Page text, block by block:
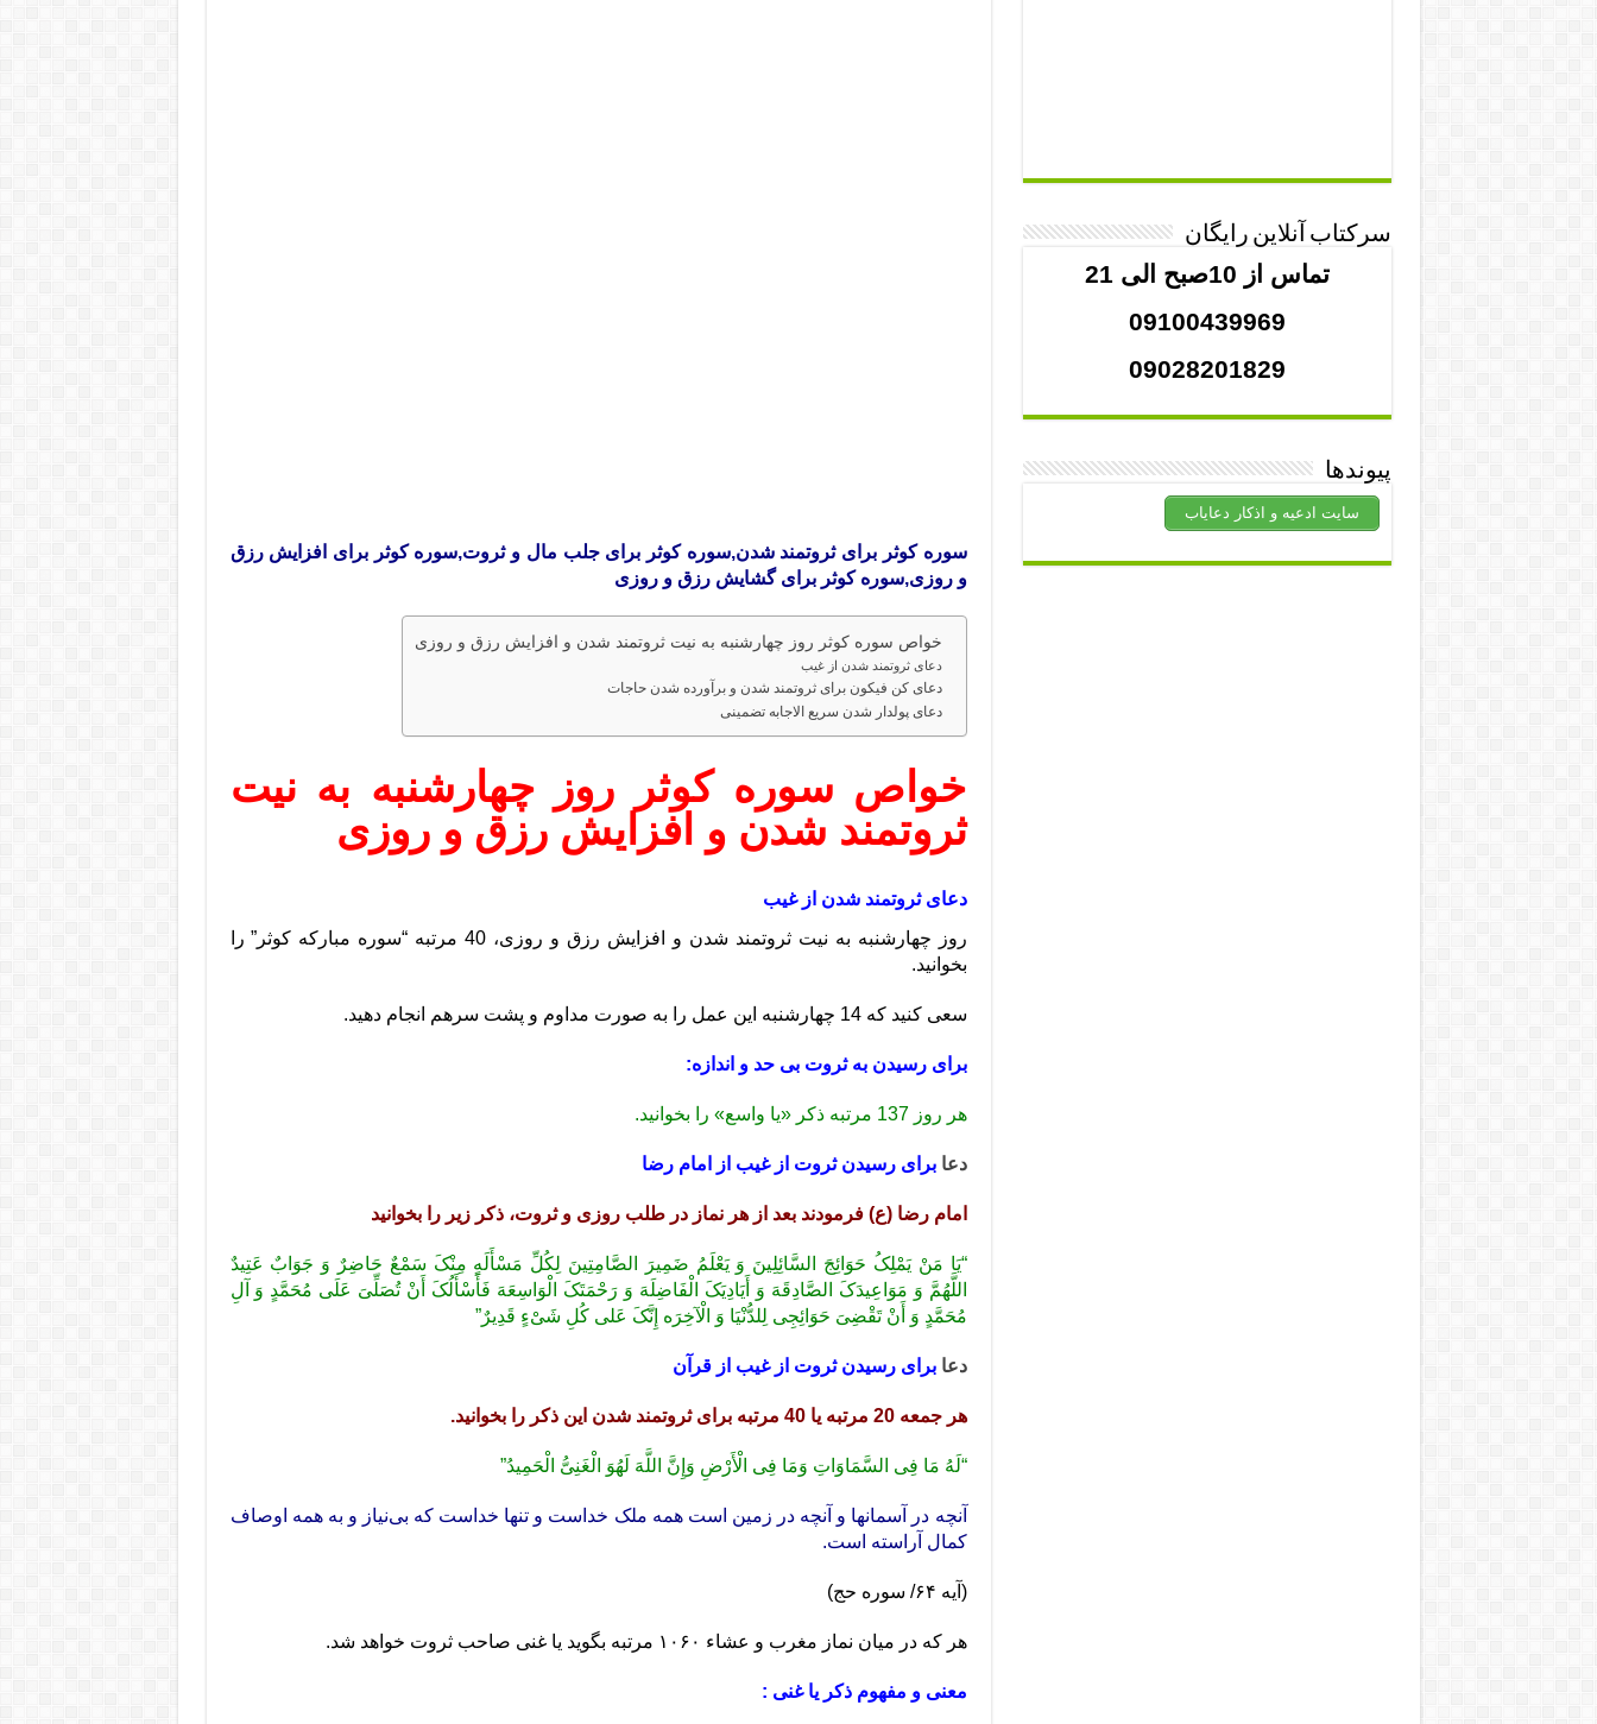
سوره کوثر برای ثروتمند شدن,سوره کوثر برای جلب مال و ثروت,سوره کوثر برای افزایش رزق
و روزی,سوره کوثر برای گشایش رزق و روزی
خواص سوره کوثر روز چهارشنبه به نیت ثروتمند شدن و افزایش رزق و روزی
دعای ثروتمند شدن از غیب
دعای کن فیکون برای ثروتمند شدن و برآورده شدن حاجات
دعای پولدار شدن سریع الاجابه تضمینی
خواص سوره کوثر روز چهارشنبه به نیت
ثروتمند شدن و افزایش رزق و روزی
دعای ثروتمند شدن از غیب
روز چهارشنبه به نیت ثروتمند شدن و افزایش رزق و روزی، 40 مرتبه “سوره مبارکه کوثر” را
بخوانید.
سعی کنید که 14 چهارشنبه این عمل را به صورت مداوم و پشت سرهم انجام دهید.
برای رسیدن به ثروت بی حد و اندازه:
هر روز 137 مرتبه ذکر «یا واسع» را بخوانید.
دعا برای رسیدن ثروت از غیب از امام رضا
امام رضا (ع) فرمودندبعد از هر نماز در طلب روزی و ثروت، ذکر زیر را بخوانید
“یَا مَنْ یَمْلِکُ حَوَائِجَ السَّائِلِینَ وَ یَعْلَمُ ضَمِیرَ الصَّامِتِینَ لِکُلِّ مَسْأَلَهٍ مِنْکَ سَمْعٌ حَاضِرٌ وَ جَوَابٌ عَتِیدٌ
اللَّهُمَّ وَ مَوَاعِیدَکَ الصَّادِقَهَ وَ أَیَادِیَکَ‏ الْفَاضِلَهَ وَ رَحْمَتَکَ‏ الْوَاسِعَهَ فَأَسْأَلُکَ أَنْ تُصَلِّیَ عَلَى مُحَمَّدٍ وَ آلِ
مُحَمَّدٍ وَ أَنْ تَقْضِیَ حَوَائِجِی لِلدُّنْیَا وَ الْآخِرَه إِنَّکَ‏ عَلى‏ کُلِ‏ شَیْ‏ءٍ قَدِیرٌ”
دعا برای رسیدن ثروت از غیب از قرآن
هر جمعه 20 مرتبه یا 40 مرتبه برای ثروتمند شدن این ذکر را بخوانید.
“لَهُ مَا فِی السَّمَاوَاتِ وَمَا فِی الْأَرْضِ وَإِنَّ اللَّهَ لَهُوَ الْغَنِیُّ الْحَمِیدُ”
آنچه در آسمانها و آنچه در زمین است همه ملک خداست و تنها خداست که بی‌نیاز و به همه اوصاف
کمال آراسته است.
(آیه ۶۴/ سوره حج)
هر که در میان نماز مغرب و عشاء ۱۰۶۰ مرتبه بگوید یا غنی صاحب ثروت خواهد شد.
معنی و مفهوم ذکر یا غنی :
سرکتاب آنلاین رایگان
تماس از 10صبح الی 21
09100439969
09028201829
پیوندها
سایت ادعیه و اذکار دعایاب